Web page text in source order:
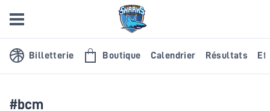
Billetterie Boutique Calendrier Résultats
#bcm